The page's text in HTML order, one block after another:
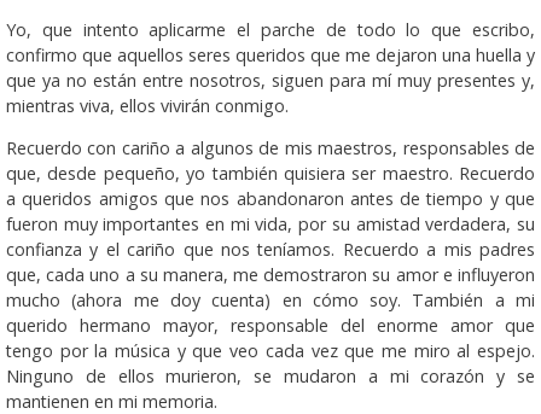
Yo, que intento aplicarme el parche de todo lo que escribo,
confirmo que aquellos seres queridos que me dejaron una huella y
que ya no están entre nosotros, siguen para mí muy presentes y,
mientras viva, ellos vivirán conmigo.
Recuerdo con cariño a algunos de mis maestros, responsables de
que, desde pequeño, yo también quisiera ser maestro. Recuerdo
a queridos amigos que nos abandonaron antes de tiempo y que
fueron muy importantes en mi vida, por su amistad verdadera, su
confianza y el cariño que nos teníamos. Recuerdo a mis padres
que, cada uno a su manera, me demostraron su amor e influyeron
mucho (ahora me doy cuenta) en cómo soy. También a mi
querido hermano mayor, responsable del enorme amor que
tengo por la música y que veo cada vez que me miro al espejo.
Ninguno de ellos murieron, se mudaron a mi corazón y se
mantienen en mi memoria.